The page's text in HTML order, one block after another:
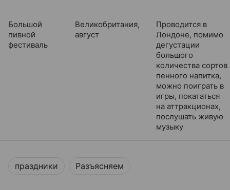
Большой
пивной
фестиваль
Великобритания,
август
Проводится в
Лондоне, помимо
дегустации
большого
количества сортов
пенного напитка,
можно поиграть в
игры, покататься
на аттракционах,
послушать живую
музыку
праздники Разъясняем